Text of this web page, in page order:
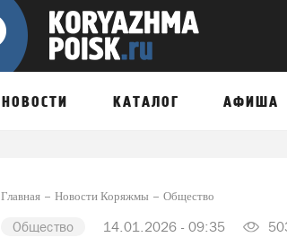
НОВОСТИ КАТАЛОГ АФИША
Главная Новости Коряжмы Общество
Общество 14.01.2026 - 09:35